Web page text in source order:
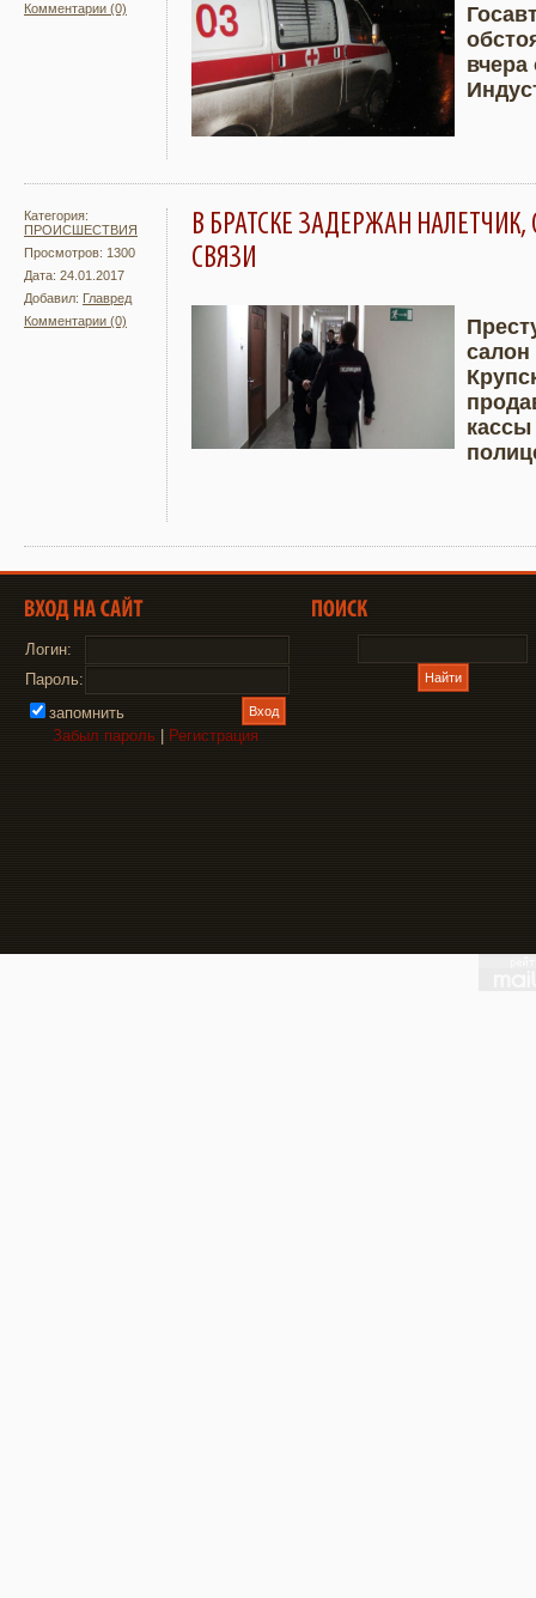
Комментарии (0)
Подробнее
вчера
Категория:
ПРОИСШЕСТВИЯ
Просмотров: 1300
Дата: 24.01.2017
Добавил: Главред
Комментарии (0)
В БРАТСКЕ ЗАДЕРЖАН
СВЯЗИ
салон
Логин:
Пароль:
запомнить
Забыл пароль
Регистрация